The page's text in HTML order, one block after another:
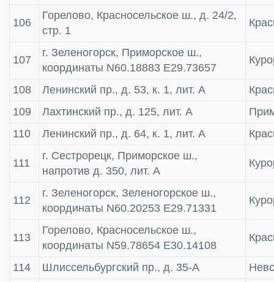
106
Горелово, Красносельское ш., д. 24/2,
стр. 1
107
г. Зеленогорск, Приморское ш.,
координаты N60.18883 E29.73657
108 Ленинский пр., д. 53, к. 1, лит. А
109
Лахтинский пр., д. 125, лит. А
110
Ленинский пр., д. 64, к. 1, лит. А
111
г. Сестрорецк, Приморское ш.,
напротив д. 350, лит. А
112
г. Зеленогорск, Зеленогорское ш.,
координаты N60.20253 E29.71331
113
Горелово, Красносельское ш.,
координаты N59.78654 E30.14108
114 Шлиссельбургский пр., д. 35-А